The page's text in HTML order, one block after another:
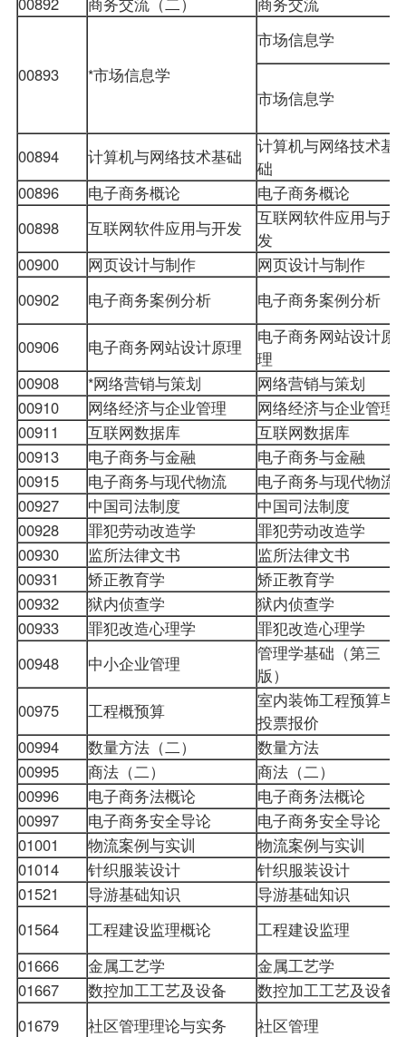
00893 *市场信息学
市场信息学
市场信息学
00894 计算机与网络技术基础
计算机与网络技术基
础
00896
电子商务概论 电子商务概论
00898
互联网软件应用与开发
互联网软件应用与开
发
00900
网页设计与制作 网页设计与制作
00902
电子商务案例分析 电子商务案例分析
00906 电子商务网站设计原理
电子商务网站设计原
理
00908
*网络营销与策划 网络营销与策划
00910
网络经济与企业管理 网络经济与企业管理
00911
互联网数据库 互联网数据库
00913
电子商务与金融 电子商务与金融
00915
电子商务与现代物流 电子商务与现代物流
00927
中国司法制度 中国司法制度
00928
罪犯劳动改造学 罪犯劳动改造学
00930
监所法律文书 监所法律文书
00931
矫正教育学 矫正教育学
00932
狱内侦查学 狱内侦查学
00933
罪犯改造心理学 罪犯改造心理学
00948
中小企业管理
管理学基础（第三
版）
00975 工程概预算
室内装饰工程预算与
投票报价
00994
数量方法（二） 数量方法
00995
商法（二） 商法（二）
00996
电子商务法概论 电子商务法概论
00997
电子商务安全导论 电子商务安全导论
01001
物流案例与实训 物流案例与实训
01014
针织服装设计 针织服装设计
01521
导游基础知识 导游基础知识
01564
工程建设监理概论 工程建设监理
01666
金属工艺学 金属工艺学
01667
数控加工工艺及设备 数控加工工艺及设备
01679
社区管理理论与实务 社区管理